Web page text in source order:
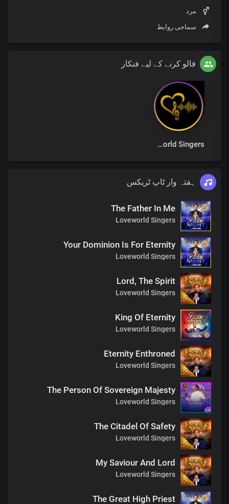
مرد
سماجی روابط
فالو کرنے کے لیے فنکار
Loveworld Singers
ہفتہ وار ٹاپ ٹریکس
The Father In Me
Loveworld Singers
Your Dominion Is For Eternity
Loveworld Singers
Lord, The Spirit
Loveworld Singers
King Of Eternity
Loveworld Singers
Eternity Enthroned
Loveworld Singers
The Person Of Sovereign Majesty
Loveworld Singers
The Citadel Of Safety
Loveworld Singers
My Saviour And Lord
Loveworld Singers
The Great High Priest